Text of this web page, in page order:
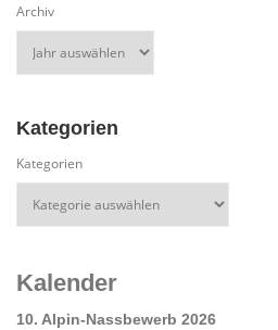
Archiv
Kategorien
Kategorien
Kalender
10. Alpin-Nassbewerb 2026